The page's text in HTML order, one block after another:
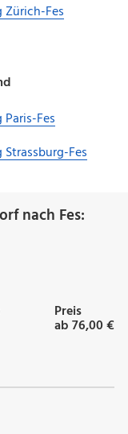
Zürich-Fes
Paris-Fes
Strassburg-Fes
nach Fes:
Preis
ab 76,00 €